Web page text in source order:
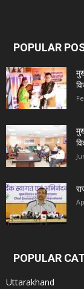
POPULAR
POPULAR
Uttarakhand